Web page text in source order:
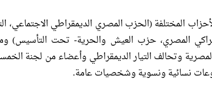
المختلفة (الحزب المصري الديمقراطي الاجتماعي،
المصري، حزب العيش والحرية- تحت التأسيس)
وتحالف التيار الديمقراطي وأعضاء من لجنة
نسائية ونسوية وشخصيات عامة.